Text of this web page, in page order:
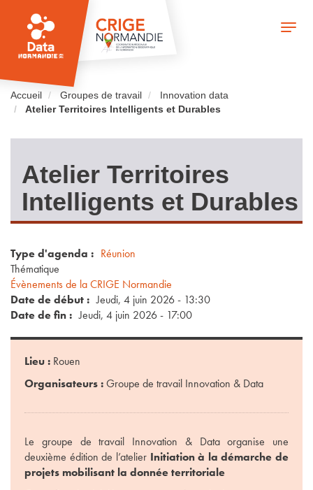
principal
Toggle
Accueil Groupes de travail
Innovation data
Atelier Territoires Intelligents et Durables
Atelier Territoires
Intelligents et Durables
Type d'agenda
Réunion
Thématique
Évènements de la CRIGE Normandie
Date de début
Jeudi, 4 juin 2026 - 13:30
Date de fin
Jeudi, 4 juin 2026 - 17:00
Lieu : Rouen
Organisateurs :Groupe de travail Innovation & Data
Le groupe de travail Innovation & Data organise une
deuxième édition de l’atelier Initiation à la démarche de
projets mobilisant la donnée territoriale